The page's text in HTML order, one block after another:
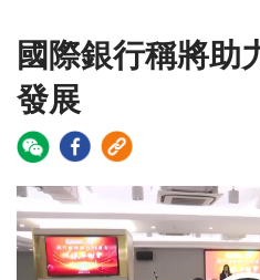
國際銀行稱將助
發展
Video
Player